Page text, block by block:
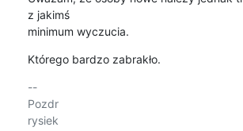
z jakimś
minimum wyczucia.
Którego bardzo zabrakło.
--
Pozdr